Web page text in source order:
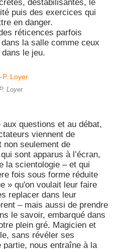
déstabilisantes, le
puis des exercices qui
en danger.
réticences parfois
la salle comme ceux
le jeu.
Loyer
questions et au débat,
viennent de
non seulement de
sont apparus à l’écran,
la scientologie – et qui
fois sous forme réduite
» qu'on voulait leur faire
replacer dans leur
– mais aussi de prendre
le savoir, embarqué dans
plein gré. Magicien et
sans révéler ses
nous entraîne à la